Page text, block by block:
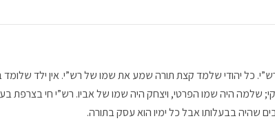
כל יהודי שלמד קצת תורה שמע את שמו של רש”י. אין ילד
היה שמו הפרטי, ויצחק היה שמו של אביו. רש”י חי בצרפת בעיר
שהיה בבעלותו אבל כל ימיו הוא עסק בתורה.